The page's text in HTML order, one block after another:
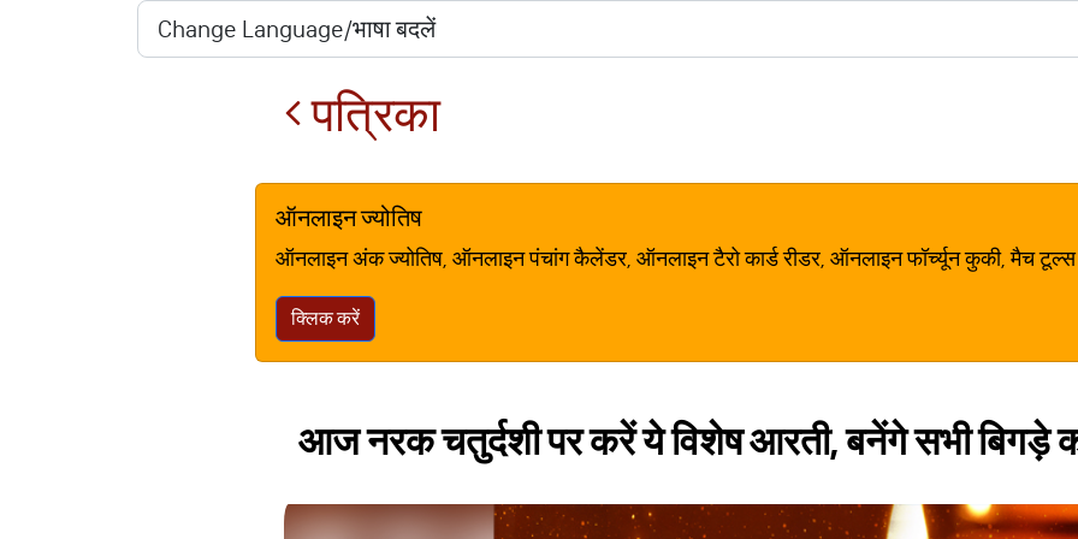
पत्रिका
ऑनलाइन ज्योतिष
ऑनलाइन अंक ज्योतिष, ऑनलाइन पंचांग कैलेंडर, ऑनलाइन टैरो कार्ड रीडर, ऑनलाइन फॉर्च्यून कुकी, मैच टूल्स
क्लिक करें
आज नरक चतुर्दशी पर करें ये विशेष आरती, बनेंगे सभी बिगड़े